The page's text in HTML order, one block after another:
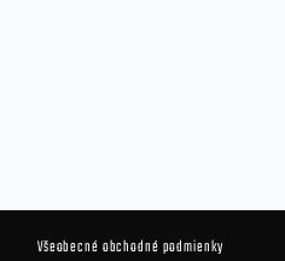
Všeobecné obchodné podmienky